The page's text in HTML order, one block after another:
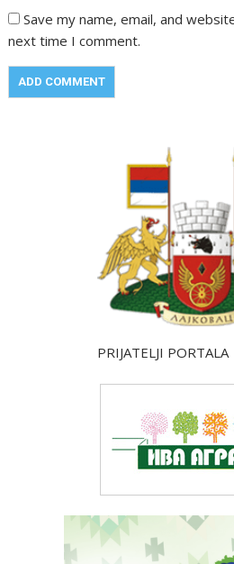
Save my name, email, and
next time I comment.
PRIJATELJI PORTALA